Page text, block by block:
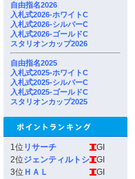
自由指名2026
入札式2026-ホワイトC
入札式2026-シルバーC
入札式2026-ゴールドC
スタリオンカップ2026
自由指名2025
入札式2025-ホワイトC
入札式2025-シルバーC
入札式2025-ゴールドC
スタリオンカップ2025
1位 リサーチ
GI
2位ジェンティルトシ
GI
3位 ＨＡＬ
GI